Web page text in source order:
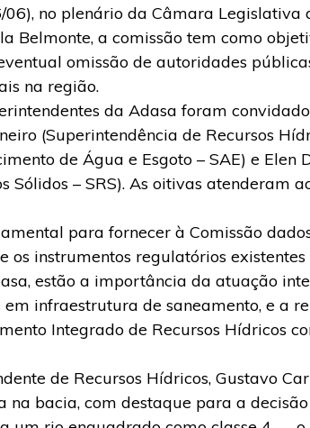
no plenário da Câmara Legislativa
Belmonte, a comissão tem como
omissão de autoridades
na região.
da Adasa foram
(Superintendência de Recursos
de Água e Esgoto – SAE) e Elen
Sólidos – SRS). As oitivas atenderam
para fornecer à Comissão
os instrumentos regulatórios
estão a importância da atuação
infraestrutura de saneamento, e a
Integrado de Recursos Hídricos
de Recursos Hídricos, Gustavo
na bacia, com destaque para a